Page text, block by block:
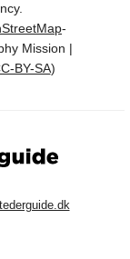
-
Mission |
BY-SA)